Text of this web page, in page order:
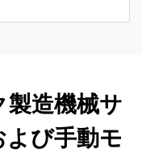
造機械サ
び手動モ